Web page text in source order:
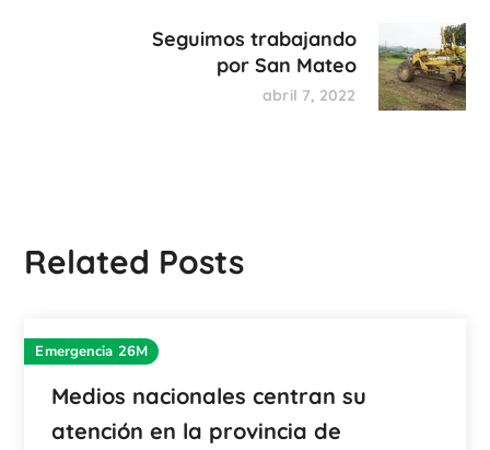
Seguimos trabajando
por San Mateo
abril 7, 2022
Related Posts
Emergencia 26M
Medios nacionales centran su
atención en la provincia de